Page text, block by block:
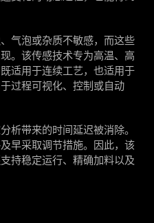
气泡或杂质不敏感，而这些
。该传感技术专为高温、高
适用于连续工艺，也适用于
过程可视化、控制或自动
析带来的时间延迟被消除。
早采取调节措施。因此，该
持稳定运行、精确加料以及